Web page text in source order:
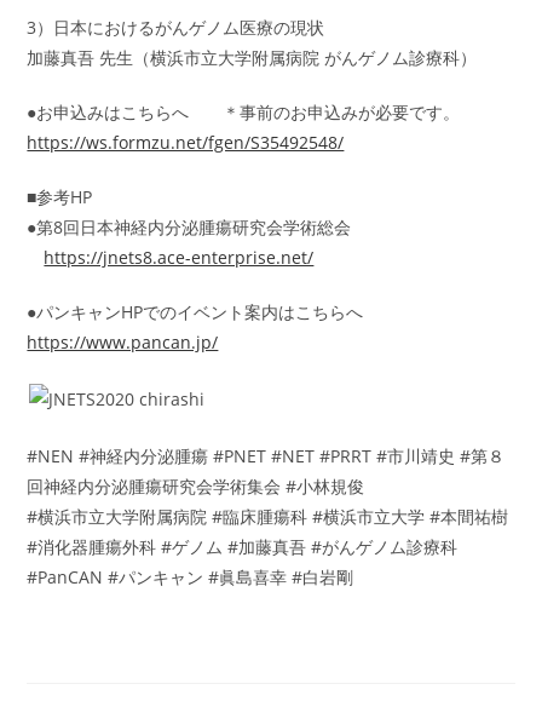
3）日本におけるがんゲノム医療の現状
加藤真吾 先生（横浜市立大学附属病院 がんゲノム診療科）
●お申込みはこちらへ ＊事前のお申込みが必要です。
https://ws.formzu.net/fgen/S35492548/
■参考HP
●第8回日本神経内分泌腫瘍研究会学術総会
https://jnets8.ace-enterprise.net/
●パンキャンHPでのイベント案内はこちらへ
https://www.pancan.jp/
#NEN #神経内分泌腫瘍 #PNET #NET #PRRT #市川靖史 #第８
回神経内分泌腫瘍研究会学術集会 #小林規俊
#横浜市立大学附属病院 #臨床腫瘍科 #横浜市立大学 #本間祐樹
#消化器腫瘍外科 #ゲノム #加藤真吾 #がんゲノム診療科
#PanCAN #パンキャン #眞島喜幸 #白岩剛